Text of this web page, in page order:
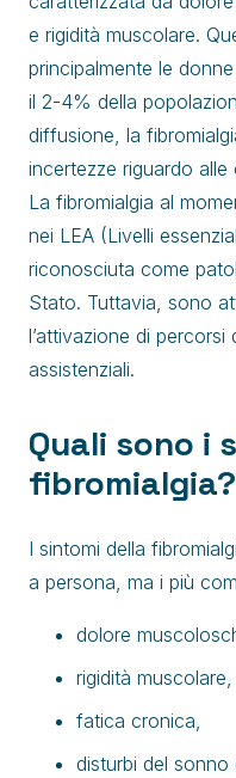
e rigidità muscolare.
principalmente le
il 2-4% della
diffusione, la
incertezze riguardo
La fibromialgia al
nei LEA (Livelli
riconosciuta come
Stato. Tuttavia, sono
l’attivazione di
assistenziali.
Quali sono i
fibromialgia?
I sintomi della
a persona, ma i più
dolore
rigidità muscolare,
fatica cronica,
disturbi del sonno